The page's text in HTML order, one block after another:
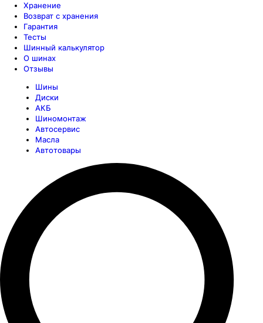
Хранение
Возврат с хранения
Гарантия
Тесты
Шинный калькулятор
О шинах
Отзывы
Шины
Диски
АКБ
Шиномонтаж
Автосервис
Масла
Автотовары